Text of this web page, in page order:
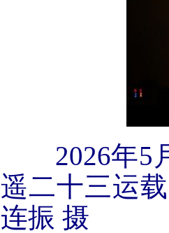
2026年5
遥二十三运
连振 摄